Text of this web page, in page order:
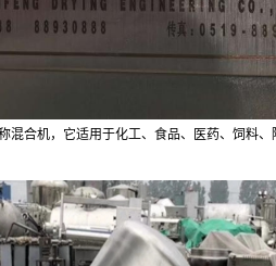
混合机，它适用于化工、食品、医药、饲料